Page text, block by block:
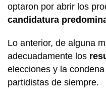
optaron por abrir los
candidatura
Lo anterior, de alguna
adecuadamente los
elecciones y la
partidistas de siempre.